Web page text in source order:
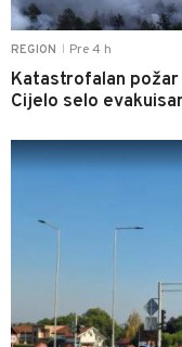
REGION Pre 4 h
Katastrofalan
Cijelo selo